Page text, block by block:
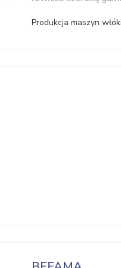
Produkcja maszyn